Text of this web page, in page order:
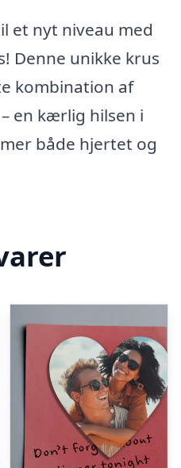
et nyt niveau med
Denne unikke krus
kombination af
en kærlig hilsen i
både hjertet og